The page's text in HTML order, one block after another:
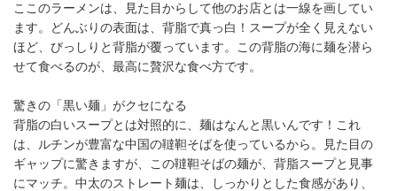
ここのラーメンは、見た目からして他のお店とは一線を画してい
ます。どんぶりの表面は、背脂で真っ白！スープが全く見えない
ほど、びっしりと背脂が覆っています。この背脂の海に麺を潜ら
せて食べるのが、最高に贅沢な食べ方です。
驚きの「黒い麺」がクセになる
背脂の白いスープとは対照的に、麺はなんと黒いんです！これ
は、ルチンが豊富な中国の韃靼そばを使っているから。見た目の
ギャップに驚きますが、この韃靼そばの麺が、背脂スープと見事
にマッチ。中太のストレート麺は、しっかりとした食感があり、